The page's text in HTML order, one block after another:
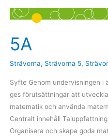
5A
Strävorna, Strävorna 5,
Syfte Genom undervisningen i
ges förutsättningar att
matematik och använda
Centralt innehåll
Organisera och skapa goda
5A